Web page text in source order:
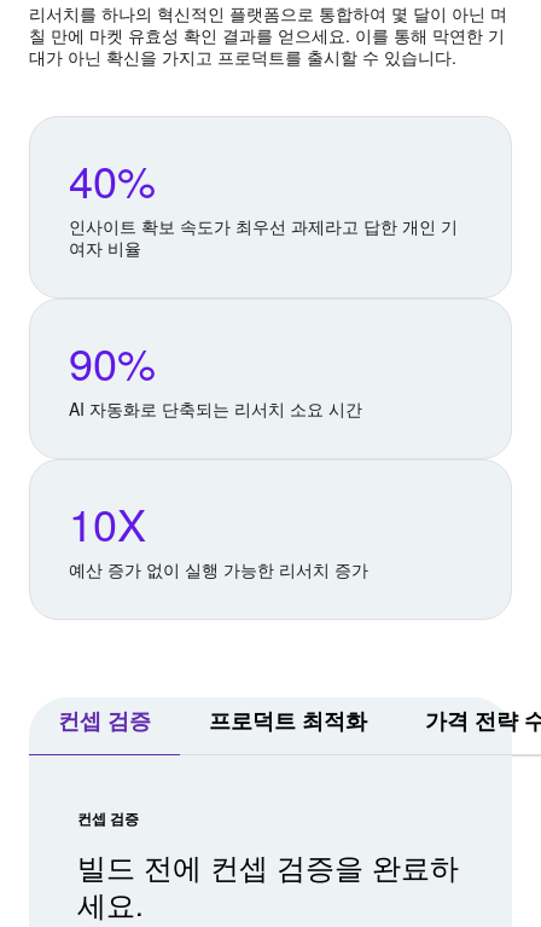
리서치를 하나의 혁신적인 플랫폼으로 통합하여 몇 달이 아닌 며
칠 만에 마켓 유효성 확인 결과를 얻으세요. 이를 통해 막연한 기
대가 아닌 확신을 가지고 프로덕트를 출시할 수 있습니다.
40%
인사이트 확보 속도가 최우선 과제라고 답한 개인 기
여자 비율
90%
AI 자동화로 단축되는 리서치 소요 시간
10X
예산 증가 없이 실행 가능한 리서치 증가
컨셉 검증 프로덕트 최적화 가격 전략
컨셉 검증
빌드 전에 컨셉 검증을 완료하
세요.